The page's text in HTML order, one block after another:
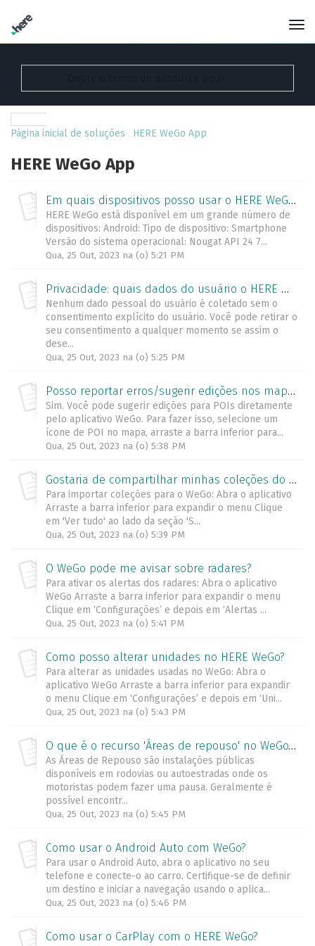
Página inicial de soluções HERE WeGo App
HERE WeGo App
Em quais dispositivos posso usar o HERE WeGo?
HERE WeGo está disponível em um grande número de
dispositivos: Android: Tipo de dispositivo: Smartphone
Versão do sistema operacional: Nougat API 24 7...
Qua, 25 Out, 2023 na (o) 5:21 PM
Privacidade: quais dados do usuário o HERE WeGo coleta e por quê?
Nenhum dado pessoal do usuário é coletado sem o
consentimento explícito do usuário. Você pode retirar o
seu consentimento a qualquer momento se assim o
dese...
Qua, 25 Out, 2023 na (o) 5:25 PM
Posso reportar erros/sugerir edições nos mapas do HERE diretamente pelo aplicativo WeGo?
Sim. Você pode sugerir edições para POIs diretamente
pelo aplicativo WeGo. Para fazer isso, selecione um
ícone de POI no mapa, arraste a barra inferior para...
Qua, 25 Out, 2023 na (o) 5:38 PM
Gostaria de compartilhar minhas coleções do WeGo com amigos ou adicionar as coleções de meus amigos à minha conta. Como posso exportar ou importar coleções de/para o WeGo?
Para importar coleções para o WeGo: Abra o aplicativo
Arraste a barra inferior para expandir o menu Clique
em 'Ver tudo' ao lado da seção 'S...
Qua, 25 Out, 2023 na (o) 5:39 PM
O WeGo pode me avisar sobre radares?
Para ativar os alertas dos radares: Abra o aplicativo
WeGo Arraste a barra inferior para expandir o menu
Clique em ‘Configurações’ e depois em ‘Alertas ...
Qua, 25 Out, 2023 na (o) 5:41 PM
Como posso alterar unidades no HERE WeGo?
Para alterar as unidades usadas no WeGo: Abra o
aplicativo WeGo Arraste a barra inferior para expandir
o menu Clique em ‘Configurações’ e depois em ‘Uni...
Qua, 25 Out, 2023 na (o) 5:43 PM
O que é o recurso 'Áreas de repouso' no WeGo? Como posso usá-lo para minha navegação?
As Áreas de Repouso são instalações públicas
disponíveis em rodovias ou autoestradas onde os
motoristas podem fazer uma pausa. Geralmente é
possível encontr...
Qua, 25 Out, 2023 na (o) 5:45 PM
Como usar o Android Auto com WeGo?
Para usar o Android Auto, abra o aplicativo no seu
telefone e conecte-o ao carro. Certifique-se de definir
um destino e iniciar a navegação usando o aplica...
Qua, 25 Out, 2023 na (o) 5:46 PM
Como usar o CarPlay com o HERE WeGo?